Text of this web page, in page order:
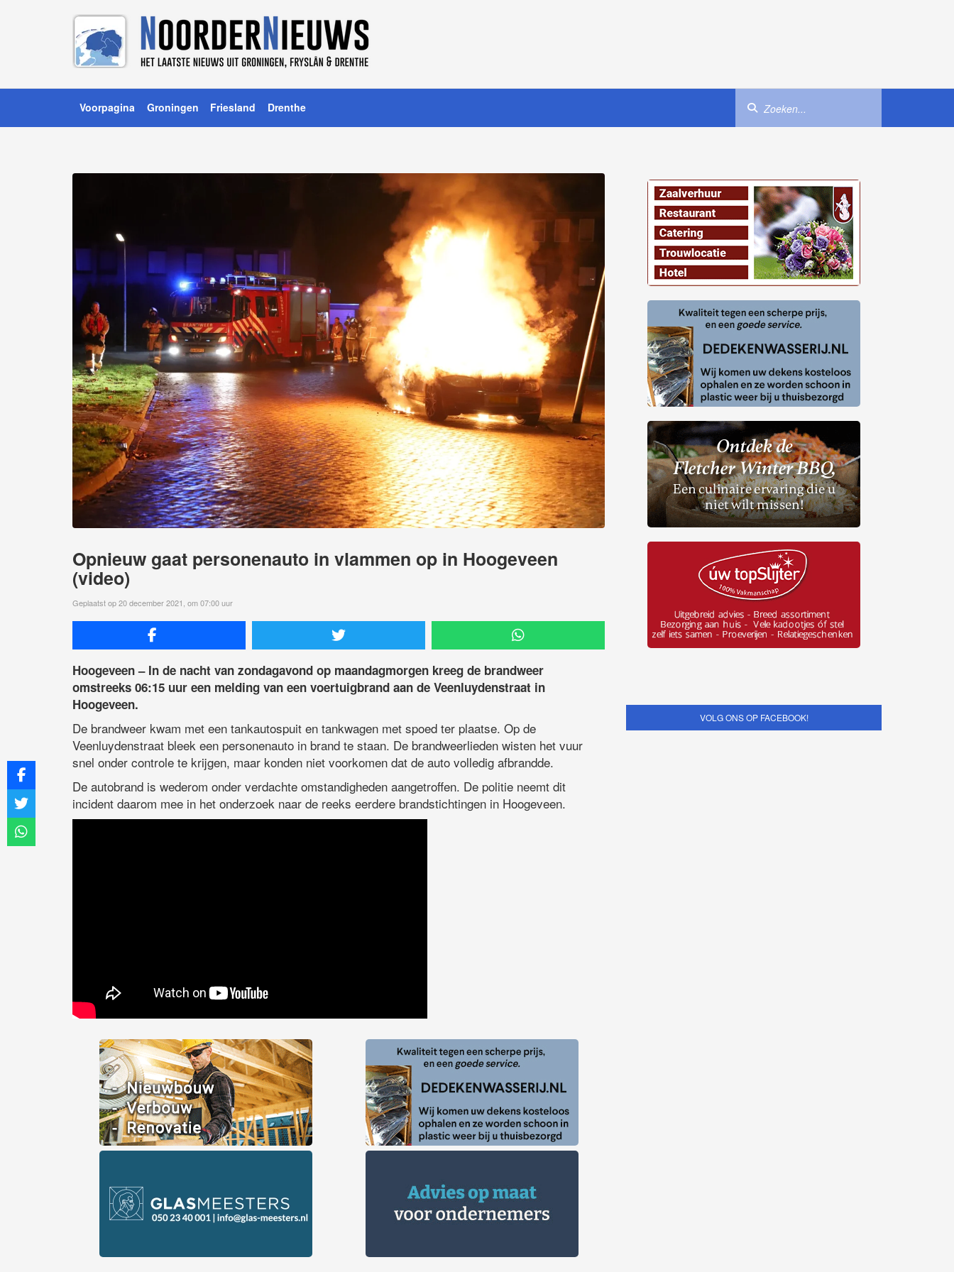
Voorpagina Groningen Friesland Drenthe
Opnieuw gaat personenauto in vlammen op in Hoogeveen
(video)
Geplaatst op 20 december 2021, om 07:00 uur
Hoogeveen – In de nacht van zondagavond op maandagmorgen kreeg de brandweer
omstreeks 06:15 uur een melding van een voertuigbrand aan de Veenluydenstraat in
Hoogeveen.
De brandweer kwam met een tankautospuit en tankwagen met spoed ter plaatse. Op de
Veenluydenstraat bleek een personenauto in brand te staan. De brandweerlieden wisten het vuur
snel onder controle te krijgen, maar konden niet voorkomen dat de auto volledig afbrandde.
De autobrand is wederom onder verdachte omstandigheden aangetroffen. De politie neemt dit
incident daarom mee in het onderzoek naar de reeks eerdere brandstichtingen in Hoogeveen.
VOLG ONS OP FACEBOOK!